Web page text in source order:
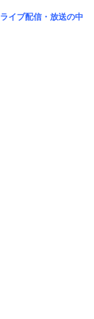
イブ配信・放送の中